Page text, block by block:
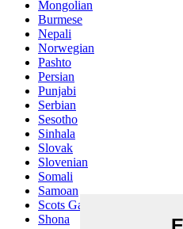
Mongolian
Burmese
Nepali
Norwegian
Pashto
Persian
Punjabi
Serbian
Sesotho
Sinhala
Slovak
Slovenian
Somali
Samoan
Scots Gaelic
Shona